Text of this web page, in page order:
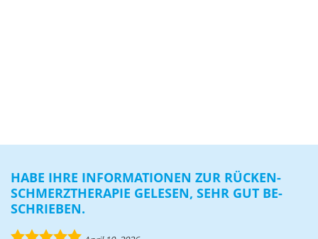
HABE IHRE IN­FOR­MA­TIO­NEN ZUR RÜ­CKEN­
SCHMERZ­THE­RA­PIE GE­LE­SEN, SEHR GUT BE­
SCHRIE­BEN.
5.0